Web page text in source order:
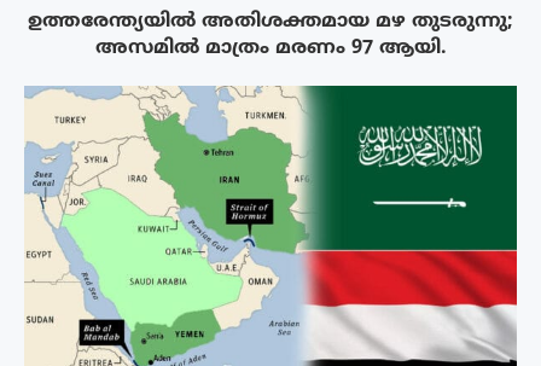
ഉത്തരേന്ത്യയിൽ അതിശക്തമായ മഴ തുടരുന്നു;
അസമിൽ മാത്രം മരണം 97 ആയി.